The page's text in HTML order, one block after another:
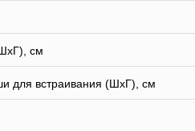
см
для встраивания (ШхГ), см